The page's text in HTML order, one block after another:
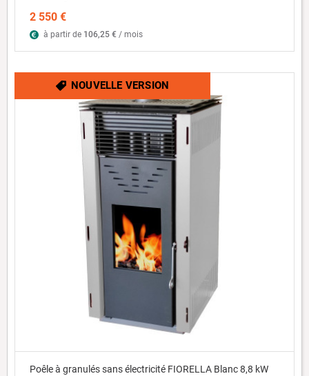
2 550 €
à partir de 106,25 € / mois
NOUVELLE VERSION
Poêle à granulés sans électricité FIORELLA Blanc 8,8 kW